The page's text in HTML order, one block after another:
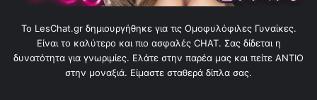
To LesChat.gr δημιουργήθηκε για τις Ομοφυλόφιλες Γυναίκες.
Είναι το καλύτερο και πιο ασφαλές CHAT. Σας δίδεται η
δυνατότητα για γνωριμίες. Ελάτε στην παρέα μας και πείτε ΑΝΤΙΟ
στην μοναξιά. Είμαστε σταθερά δίπλα σας.